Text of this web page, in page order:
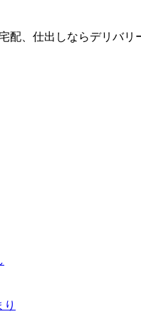
配、仕出しならデリバリ